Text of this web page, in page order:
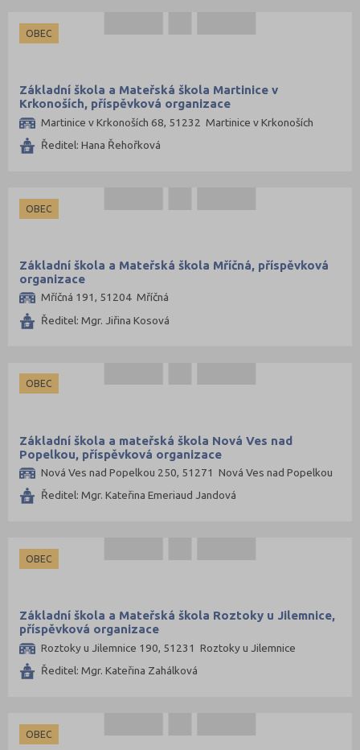
OBEC
Základní škola a Mateřská škola Martinice v
Krkonoších, příspěvková organizace
Martinice v Krkonoších 68, 51232 Martinice v Krkonoších
Ředitel: Hana Řehořková
OBEC
Základní škola a Mateřská škola Mříčná, příspěvková
organizace
Mříčná 191, 51204 Mříčná
Ředitel: Mgr. Jiřina Kosová
OBEC
Základní škola a mateřská škola Nová Ves nad
Popelkou, příspěvková organizace
Nová Ves nad Popelkou 250, 51271 Nová Ves nad Popelkou
Ředitel: Mgr. Kateřina Emeriaud Jandová
OBEC
Základní škola a Mateřská škola Roztoky u Jilemnice,
příspěvková organizace
Roztoky u Jilemnice 190, 51231 Roztoky u Jilemnice
Ředitel: Mgr. Kateřina Zahálková
OBEC